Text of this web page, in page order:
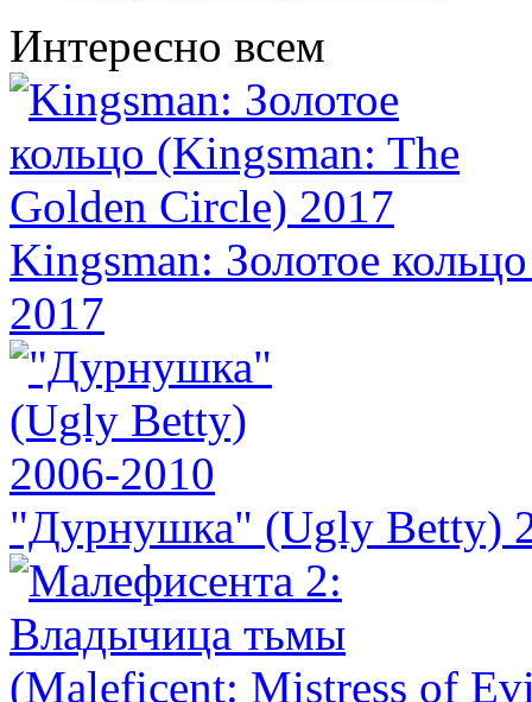
Интересно всем
Kingsman: Золотое
2017
"Дурнушка" (Ugly Betty)